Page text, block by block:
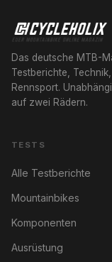
Das deutsche MTB-
Testberichte,
Rennsport.
auf zwei Rädern.
TESTS
Alle Testberichte
Mountainbikes
Komponenten
Ausrüstung